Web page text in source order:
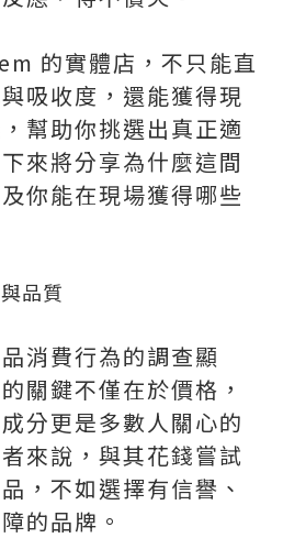
的實體店，不只能直
吸收度，還能獲得現
幫助你挑選出真正適
來將分享為什麼這間
你能在現場獲得哪些
品質
消費行為的調查顯
關鍵不僅在於價格，
分更是多數人關心的
來說，與其花錢嘗試
，不如選擇有信譽、
的品牌。